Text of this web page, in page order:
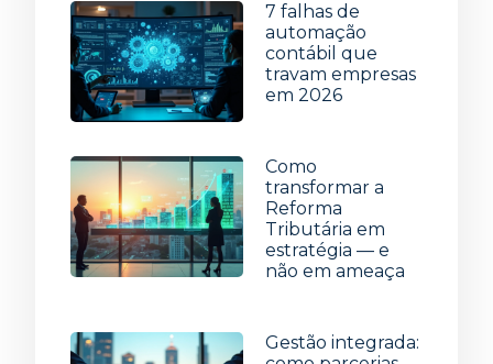
7 falhas de
automação
contábil que
travam empresas
em 2026
Como
transformar a
Reforma
Tributária em
estratégia — e
não em ameaça
Gestão integrada: